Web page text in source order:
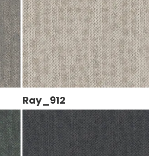
Ray_912